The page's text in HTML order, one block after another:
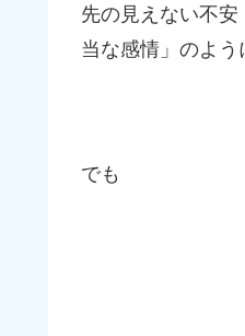
先の見えない不
当な感情」のよう
でも